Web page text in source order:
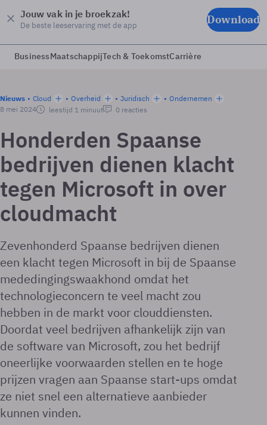
Jouw vak in je broekzak!
De beste leeservaring met de app Download
BusinessMaatschappijTech & ToekomstCarrière
Nieuws Cloud Overheid Juridisch
Ondernemen
8 mei 2024
leestijd 1 minuut 0 reacties
Honderden Spaanse
bedrijven dienen klacht
tegen Microsoft in over
cloudmacht
Zevenhonderd Spaanse bedrijven dienen
een klacht tegen Microsoft in bij de Spaanse
mededingingswaakhond omdat het
technologieconcern te veel macht zou
hebben in de markt voor clouddiensten.
Doordat veel bedrijven afhankelijk zijn van
de software van Microsoft, zou het bedrijf
oneerlijke voorwaarden stellen en te hoge
prijzen vragen aan Spaanse start-ups omdat
ze niet snel een alternatieve aanbieder
kunnen vinden.